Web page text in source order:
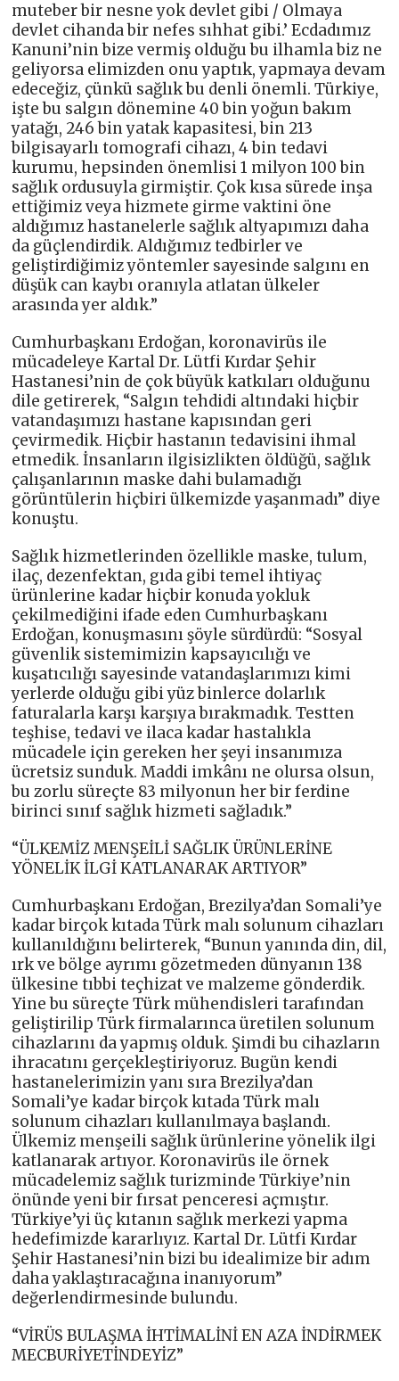
muteber bir nesne yok devlet gibi / Olmaya
devlet cihanda bir nefes sıhhat gibi.’ Ecdadımız
Kanuni’nin bize vermiş olduğu bu ilhamla biz ne
geliyorsa elimizden onu yaptık, yapmaya devam
edeceğiz, çünkü sağlık bu denli önemli. Türkiye,
işte bu salgın dönemine 40 bin yoğun bakım
yatağı, 246 bin yatak kapasitesi, bin 213
bilgisayarlı tomografi cihazı, 4 bin tedavi
kurumu, hepsinden önemlisi 1 milyon 100 bin
sağlık ordusuyla girmiştir. Çok kısa sürede inşa
ettiğimiz veya hizmete girme vaktini öne
aldığımız hastanelerle sağlık altyapımızı daha
da güçlendirdik. Aldığımız tedbirler ve
geliştirdiğimiz yöntemler sayesinde salgını en
düşük can kaybı oranıyla atlatan ülkeler
arasında yer aldık.”
Cumhurbaşkanı Erdoğan, koronavirüs ile
mücadeleye Kartal Dr. Lütfi Kırdar Şehir
Hastanesi’nin de çok büyük katkıları olduğunu
dile getirerek, “Salgın tehdidi altındaki hiçbir
vatandaşımızı hastane kapısından geri
çevirmedik. Hiçbir hastanın tedavisini ihmal
etmedik. İnsanların ilgisizlikten öldüğü, sağlık
çalışanlarının maske dahi bulamadığı
görüntülerin hiçbiri ülkemizde yaşanmadı” diye
konuştu.
Sağlık hizmetlerinden özellikle maske, tulum,
ilaç, dezenfektan, gıda gibi temel ihtiyaç
ürünlerine kadar hiçbir konuda yokluk
çekilmediğini ifade eden Cumhurbaşkanı
Erdoğan, konuşmasını şöyle sürdürdü: “Sosyal
güvenlik sistemimizin kapsayıcılığı ve
kuşatıcılığı sayesinde vatandaşlarımızı kimi
yerlerde olduğu gibi yüz binlerce dolarlık
faturalarla karşı karşıya bırakmadık. Testten
teşhise, tedavi ve ilaca kadar hastalıkla
mücadele için gereken her şeyi insanımıza
ücretsiz sunduk. Maddi imkânı ne olursa olsun,
bu zorlu süreçte 83 milyonun her bir ferdine
birinci sınıf sağlık hizmeti sağladık.”
“ÜLKEMİZ MENŞEİLİ SAĞLIK ÜRÜNLERİNE
YÖNELİK İLGİ KATLANARAK ARTIYOR”
Cumhurbaşkanı Erdoğan, Brezilya’dan Somali’ye
kadar birçok kıtada Türk malı solunum cihazları
kullanıldığını belirterek, “Bunun yanında din, dil,
ırk ve bölge ayrımı gözetmeden dünyanın 138
ülkesine tıbbi teçhizat ve malzeme gönderdik.
Yine bu süreçte Türk mühendisleri tarafından
geliştirilip Türk firmalarınca üretilen solunum
cihazlarını da yapmış olduk. Şimdi bu cihazların
ihracatını gerçekleştiriyoruz. Bugün kendi
hastanelerimizin yanı sıra Brezilya’dan
Somali’ye kadar birçok kıtada Türk malı
solunum cihazları kullanılmaya başlandı.
Ülkemiz menşeili sağlık ürünlerine yönelik ilgi
katlanarak artıyor. Koronavirüs ile örnek
mücadelemiz sağlık turizminde Türkiye’nin
önünde yeni bir fırsat penceresi açmıştır.
Türkiye’yi üç kıtanın sağlık merkezi yapma
hedefimizde kararlıyız. Kartal Dr. Lütfi Kırdar
Şehir Hastanesi’nin bizi bu idealimize bir adım
daha yaklaştıracağına inanıyorum”
değerlendirmesinde bulundu.
“VİRÜS BULAŞMA İHTİMALİNİ EN AZA İNDİRMEK
MECBURİYETİNDEYİZ”